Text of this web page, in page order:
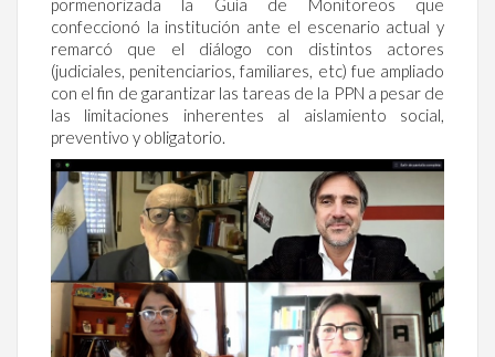
pormenorizada la Guía de Monitoreos que
confeccionó la institución ante el escenario actual y
remarcó que el diálogo con distintos actores
(judiciales, penitenciarios, familiares, etc) fue ampliado
con el fin de garantizar las tareas de la PPN a pesar de
las limitaciones inherentes al aislamiento social,
preventivo y obligatorio.